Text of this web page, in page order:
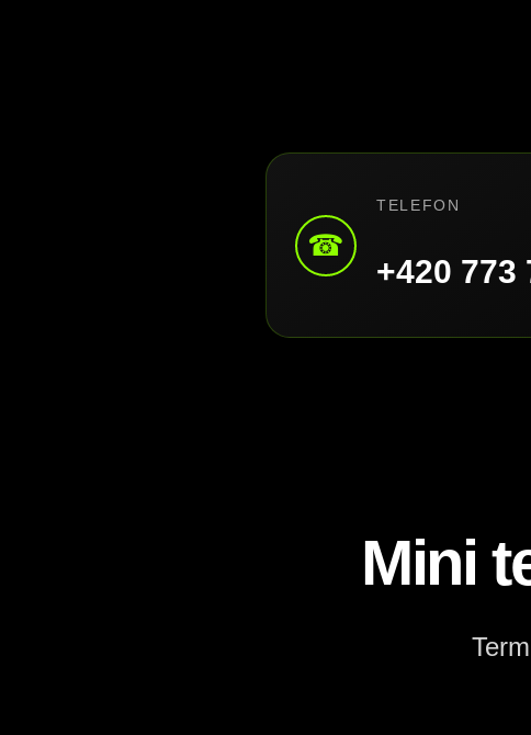
☎
TELEFON
+420 773
Mini